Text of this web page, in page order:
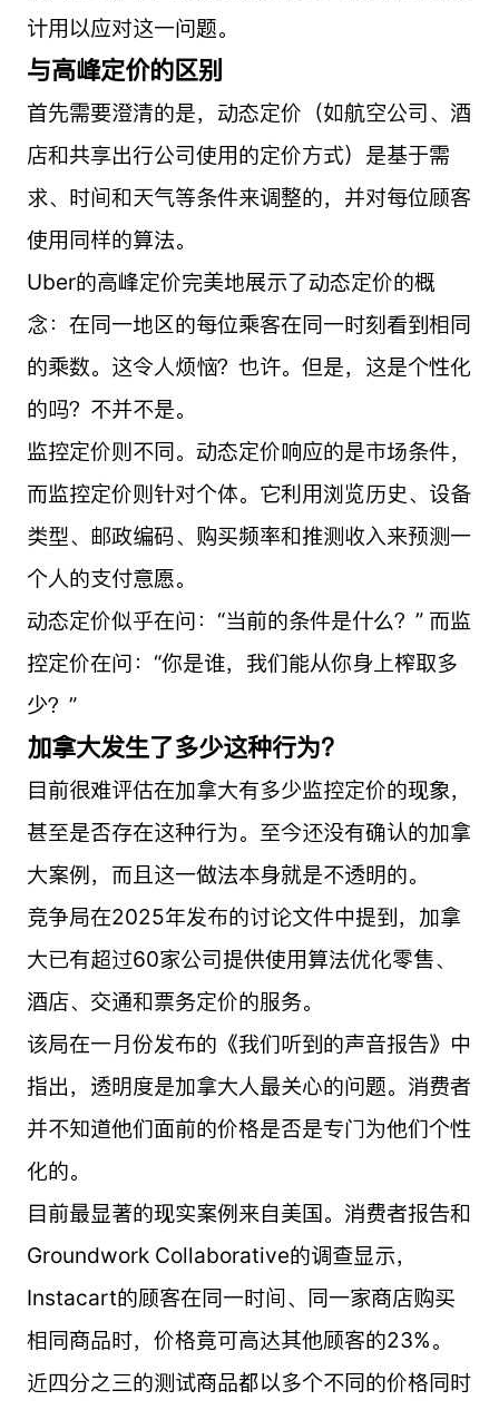
计用以应对这一问题。
与高峰定价的区别
首先需要澄清的是，动态定价（如航空公司、酒
店和共享出行公司使用的定价方式）是基于需
求、时间和天气等条件来调整的，并对每位顾客
使用同样的算法。
Uber的高峰定价完美地展示了动态定价的概
念：在同一地区的每位乘客在同一时刻看到相同
的乘数。这令人烦恼？也许。但是，这是个性化
的吗？不并不是。
监控定价则不同。动态定价响应的是市场条件，
而监控定价则针对个体。它利用浏览历史、设备
类型、邮政编码、购买频率和推测收入来预测一
个人的支付意愿。
动态定价似乎在问：“当前的条件是什么？” 而监
控定价在问：“你是谁，我们能从你身上榨取多
少？”
加拿大发生了多少这种行为？
目前很难评估在加拿大有多少监控定价的现象，
甚至是否存在这种行为。至今还没有确认的加拿
大案例，而且这一做法本身就是不透明的。
竞争局在2025年发布的讨论文件中提到，加拿
大已有超过60家公司提供使用算法优化零售、
酒店、交通和票务定价的服务。
该局在一月份发布的《我们听到的声音报告》中
指出，透明度是加拿大人最关心的问题。消费者
并不知道他们面前的价格是否是专门为他们个性
化的。
目前最显著的现实案例来自美国。消费者报告和
Groundwork Collaborative的调查显示，
Instacart的顾客在同一时间、同一家商店购买
相同商品时，价格竟可高达其他顾客的23%。
近四分之三的测试商品都以多个不同的价格同时